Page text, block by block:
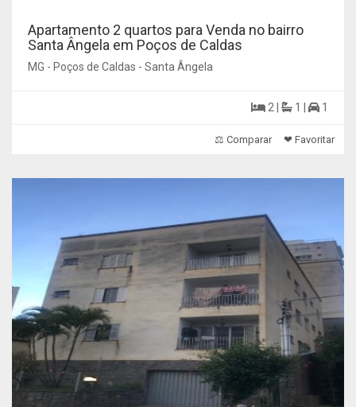
Apartamento 2 quartos para Venda no bairro
Santa Ângela em Poços de Caldas
MG - Poços de Caldas - Santa Ângela
2 | 1 | 1
⚖ Comparar ❤ Favoritar